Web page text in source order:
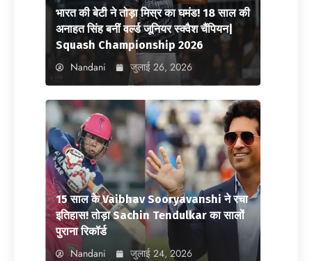
भारत की बेटी ने तोड़ा मिस्र का घमंड! 18 साल की
अनाहत सिंह बनीं वर्ल्ड जूनियर स्क्वैश चैंपियन|
Squash Championship 2026
Nandani जुलाई 26, 2026
15 साल के Vaibhav Sooryavanshi ने रचा
इतिहास! तोड़ा Sachin Tendulkar का सालों
पुराना रिकॉर्ड
Nandani जुलाई 24, 2026